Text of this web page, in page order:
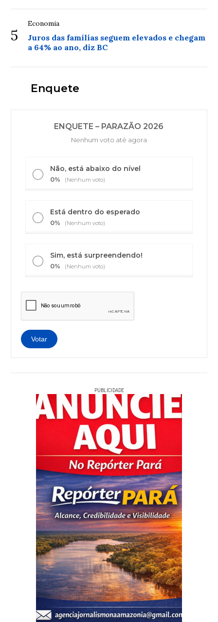
5
Economia
Juros das famílias seguem elevados e chegam
a 64% ao ano, diz BC
Enquete
ENQUETE – PARAZÃO 2026
Nenhum voto até agora
Não, está abaixo do nível
0% (Nenhum voto)
Está dentro do esperado
0% (Nenhum voto)
Sim, está surpreendendo!
0% (Nenhum voto)
PUBLICIDADE